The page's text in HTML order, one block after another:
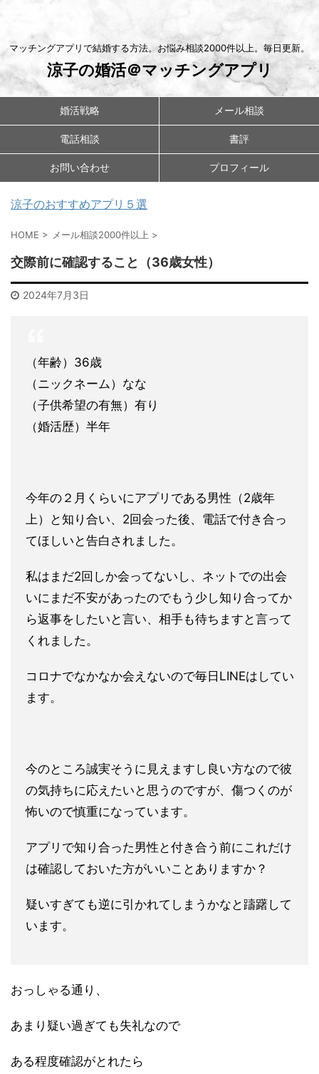
マッチングアプリで結婚する方法。お悩み相談2000件以上。毎日更新。
涼子の婚活＠マッチングアプリ
婚活戦略 メール相談
電話相談 書評
お問い合わせ プロフィール
涼子のおすすめアプリ５選
HOME > メール相談2000件以上 >
交際前に確認すること（36歳女性）
2024年7月3日
（年齢）36歳
（ニックネーム）なな
（子供希望の有無）有り
（婚活歴）半年
今年の２月くらいにアプリである男性（2歳年
上）と知り合い、2回会った後、電話で付き合っ
てほしいと告白されました。
私はまだ2回しか会ってないし、ネットでの出会
いにまだ不安があったのでもう少し知り合ってか
ら返事をしたいと言い、相手も待ちますと言って
くれました。
コロナでなかなか会えないので毎日LINEはしてい
ます。
今のところ誠実そうに見えますし良い方なので彼
の気持ちに応えたいと思うのですが、傷つくのが
怖いので慎重になっています。
アプリで知り合った男性と付き合う前にこれだけ
は確認しておいた方がいいことありますか？
疑いすぎても逆に引かれてしまうかなと躊躇して
います。
おっしゃる通り、
あまり疑い過ぎても失礼なので
ある程度確認がとれたら